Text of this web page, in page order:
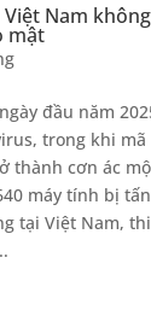
Nam
mật
đầu năm
trong khi mã
thành cơn ác
máy tính bị
tại Việt Nam,